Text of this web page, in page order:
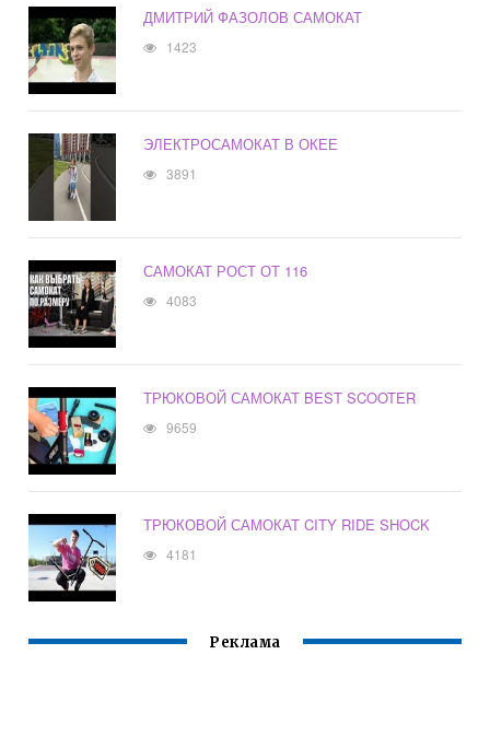
ДМИТРИЙ ФАЗОЛОВ САМОКАТ
1423
ЭЛЕКТРОСАМОКАТ В ОКЕЕ
3891
САМОКАТ РОСТ ОТ 116
4083
ТРЮКОВОЙ САМОКАТ BEST SCOOTER
9659
ТРЮКОВОЙ САМОКАТ CITY RIDE SHOCK
4181
Реклама